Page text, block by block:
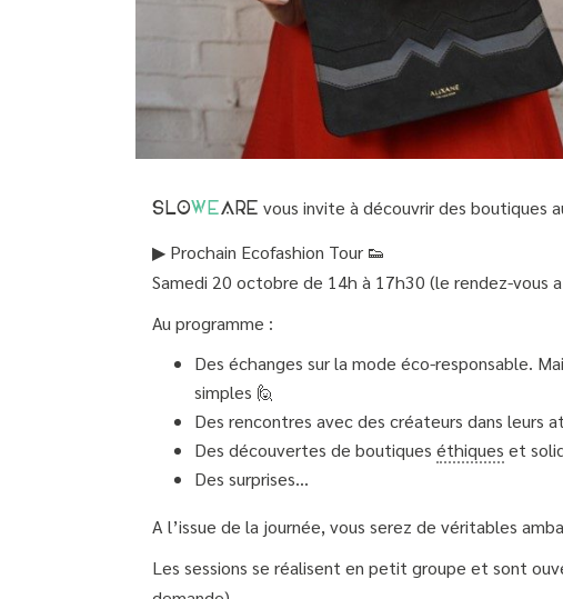
SLOWEARE vous invite à découvrir des boutiques
▶ Prochain Ecofashion Tour 👟
Samedi 20 octobre de 14h à 17h30 (le rendez-vous
Au programme :
Des échanges sur la mode éco-responsable.
simples 🙋
Des rencontres avec des créateurs dans leurs
Des découvertes de boutiques éthiques et
Des surprises...
A l’issue de la journée, vous serez de véritables
Les sessions se réalisent en petit groupe et sont